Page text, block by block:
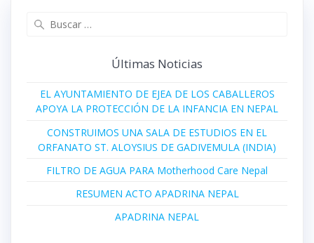
Últimas Noticias
EL AYUNTAMIENTO DE EJEA DE LOS CABALLEROS
APOYA LA PROTECCIÓN DE LA INFANCIA EN NEPAL
CONSTRUIMOS UNA SALA DE ESTUDIOS EN EL
ORFANATO ST. ALOYSIUS DE GADIVEMULA (INDIA)
FILTRO DE AGUA PARA Motherhood Care Nepal
RESUMEN ACTO APADRINA NEPAL
APADRINA NEPAL